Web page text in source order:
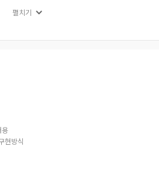
and books of local history with explor
펼치기
용
현방식